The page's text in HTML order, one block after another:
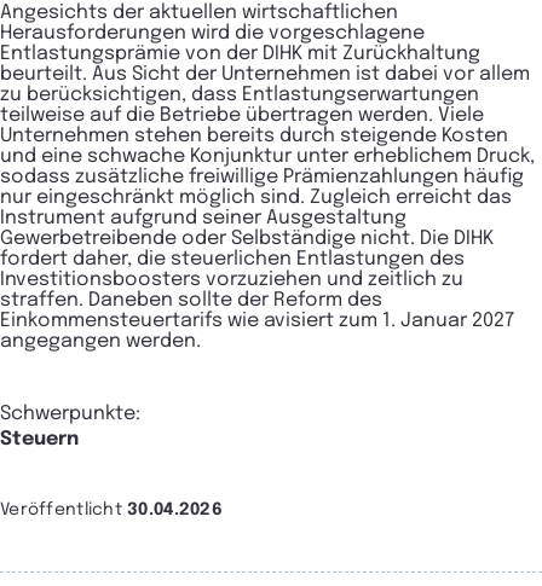
Angesichts der aktuellen wirtschaftlichen
Herausforderungen wird die vorgeschlagene
Entlastungsprämie von der DIHK mit Zurückhaltung
beurteilt. Aus Sicht der Unternehmen ist dabei vor allem
zu berücksichtigen, dass Entlastungserwartungen
teilweise auf die Betriebe übertragen werden. Viele
Unternehmen stehen bereits durch steigende Kosten
und eine schwache Konjunktur unter erheblichem Druck,
sodass zusätzliche freiwillige Prämienzahlungen häufig
nur eingeschränkt möglich sind. Zugleich erreicht das
Instrument aufgrund seiner Ausgestaltung
Gewerbetreibende oder Selbständige nicht. Die DIHK
fordert daher, die steuerlichen Entlastungen des
Investitionsboosters vorzuziehen und zeitlich zu
straffen. Daneben sollte der Reform des
Einkommensteuertarifs wie avisiert zum 1. Januar 2027
angegangen werden.
Schwerpunkte:
Steuern
Veröffentlicht30.04.2026